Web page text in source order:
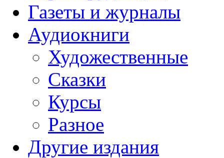
Газеты и журналы
Аудиокниги
Художественные
Сказки
Курсы
Разное
Другие издания